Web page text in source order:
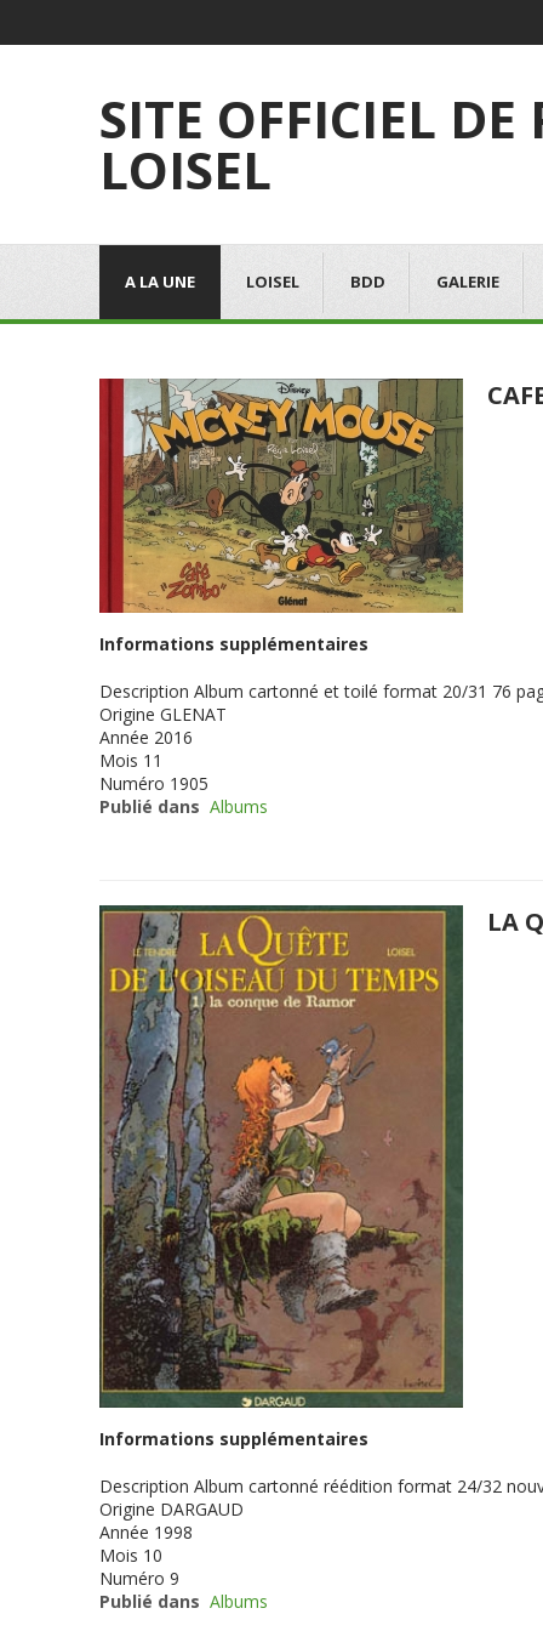
SITE OFFICIEL DE
LOISEL
A LA UNE LOISEL BDD GALERIE
Informations supplémentaires
Description Album cartonné et toilé format 20/31 76
Origine GLENAT
Année 2016
Mois 11
Numéro 1905
Publié dans Albums
LA
Informations supplémentaires
Description Album cartonné réédition format 24/32
Origine DARGAUD
Année 1998
Mois 10
Numéro 9
Publié dans Albums